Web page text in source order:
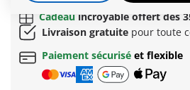
Cadeau incroyable offert dès
Livraison gratuite pour toute
Paiement sécurisé et flexible